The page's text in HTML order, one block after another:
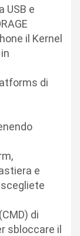
USB e
il Kernel
di
e
di
sbloccare il